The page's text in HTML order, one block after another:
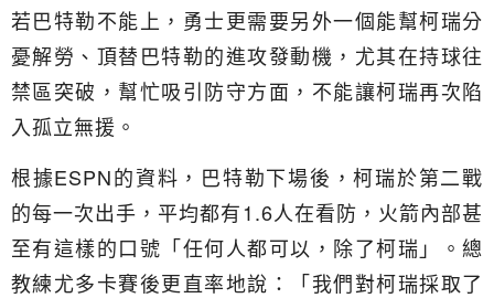
若巴特勒不能上，勇士更需要另外一個能幫柯瑞分
憂解勞、頂替巴特勒的進攻發動機，尤其在持球往
禁區突破，幫忙吸引防守方面，不能讓柯瑞再次陷
入孤立無援。
根據ESPN的資料，巴特勒下場後，柯瑞於第二戰
的每一次出手，平均都有1.6人在看防，火箭內部甚
至有這樣的口號「任何人都可以，除了柯瑞」。總
教練尤多卡賽後更直率地說：「我們對柯瑞採取了